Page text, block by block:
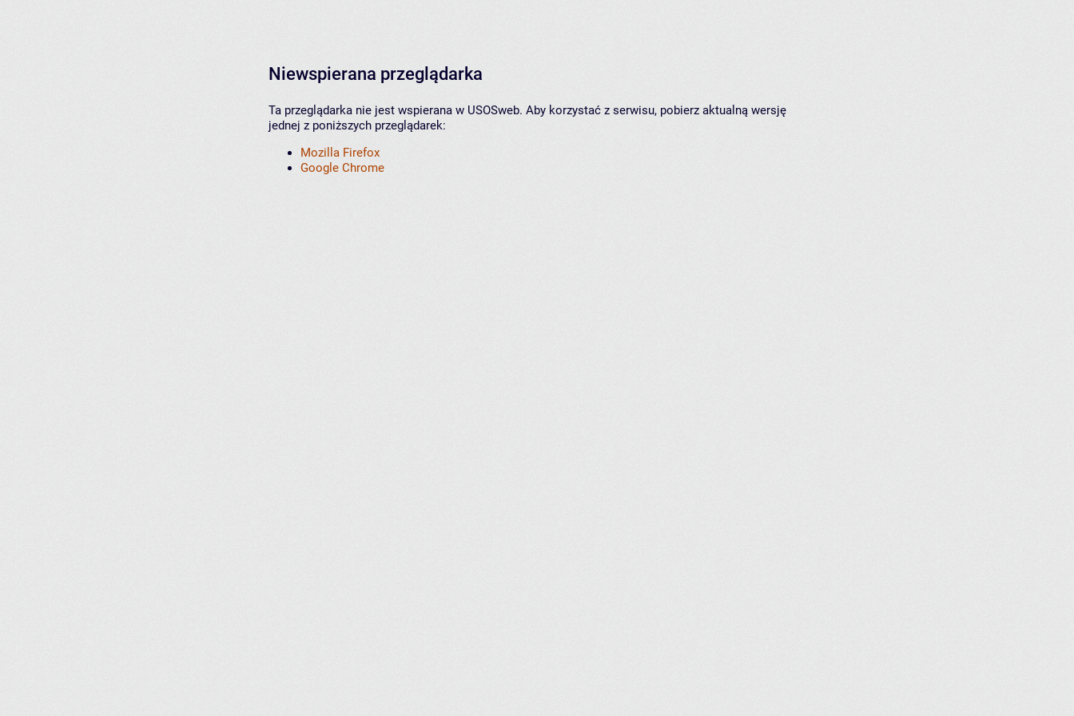
Niewspierana przeglądarka
Ta przeglądarka nie jest wspierana w USOSweb. Aby korzystać z serwisu, pobierz aktualną wersję
jednej z poniższych przeglądarek:
Mozilla Firefox
Google Chrome